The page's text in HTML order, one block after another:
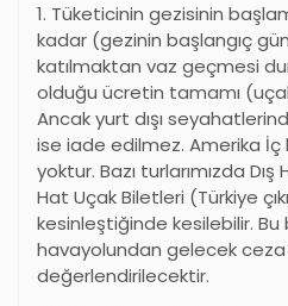
1. Tüketicinin gezisinin
kadar (gezinin başlangıç
katılmaktan vaz geçmesi
olduğu ücretin tamamı
Ancak yurt dışı
ise iade edilmez. Amerika
yoktur. Bazı turlarımızda
Hat Uçak Biletleri (Türkiye
kesinleştiğinde kesilebilir.
havayolundan gelecek
değerlendirilecektir.